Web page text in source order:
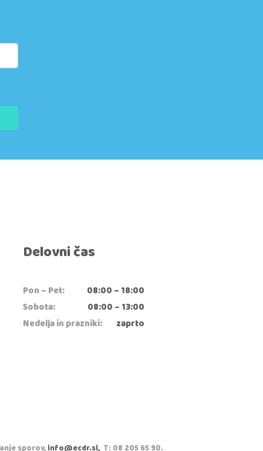
Delovni čas
Pon – Pet:
08:00 – 18:00
Sobota:
08:00 – 13:00
Nedelja in prazniki:
zaprto